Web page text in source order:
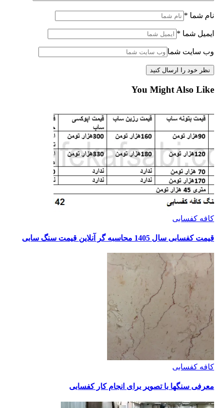
نام شما *
ایمیل شما *
وب سایت شما
You Might Also Like
کافه کفسابی
قیمت کفسابی سال 1405 محاسبه گر آنلاین قیمت سنگ سابی
کافه کفسابی
معرفی سنگها با تصویر برای انجام کار کفسابی